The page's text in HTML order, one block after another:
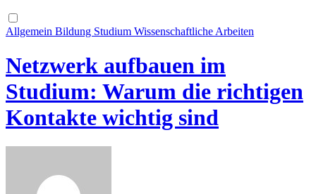
Allgemein Bildung Studium Wissenschaftliche Arbeiten
Netzwerk aufbauen im
Studium: Warum die richtigen
Kontakte wichtig sind